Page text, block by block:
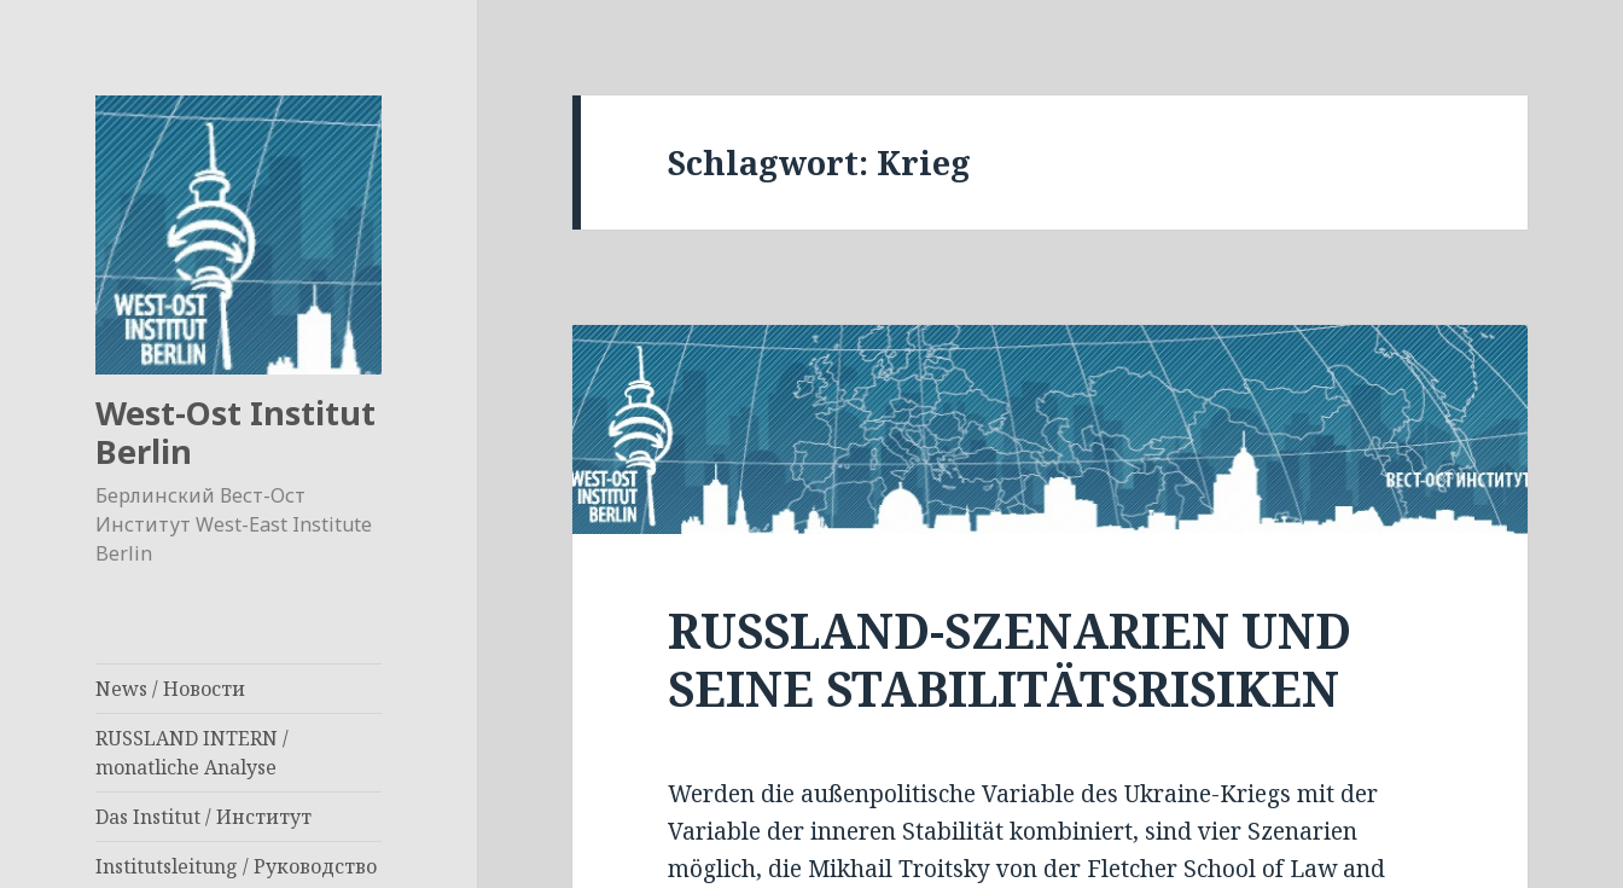
West-Ost Institut
Berlin
Берлинский Вест-Ост
Институт West-East Institute
Berlin
News / Новости
RUSSLAND INTERN /
monatliche Analyse
Das Institut / Институт
Institutsleitung / Руководство
Schlagwort: Krieg
RUSSLAND-SZENARIEN UND
SEINE STABILITÄTSRISIKEN
Werden die außenpolitische Variable des Ukraine-Kriegs mit der
Variable der inneren Stabilität kombiniert, sind vier Szenarien
möglich, die Mikhail Troitsky von der Fletcher School of Law and